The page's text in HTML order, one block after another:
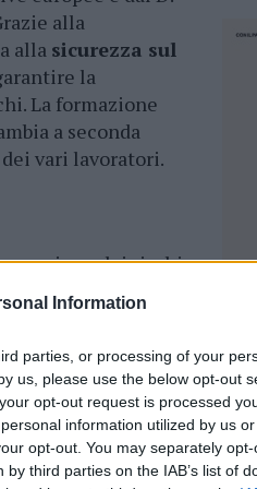
Information
parties, or processing of your
us, please use the below opt-out
opt-out request is processed
information utilized by us
opt-out. You may separately
third parties on the IAB’s list of
alla
alla sicurezza sul
la
La formazione
a seconda
vari lavoratori.
dei rischi
psicologico.
pericoli sul
in atto in caso
A. Dopo aver
di
in vigore.
ai danni fisici che
incaricato